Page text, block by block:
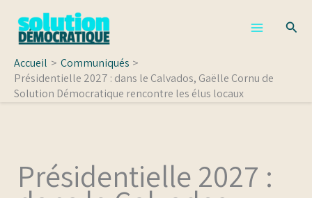
contenu
Accueil
Communiqués
Présidentielle 2027 : dans le Calvados, Gaëlle Cornu de
Solution Démocratique rencontre les élus locaux
Présidentielle 2027 :